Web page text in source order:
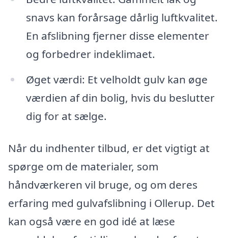
snavs kan forårsage dårlig luftkvalitet.
En afslibning fjerner disse elementer
og forbedrer indeklimaet.
Øget værdi: Et velholdt gulv kan øge
værdien af din bolig, hvis du beslutter
dig for at sælge.
Når du indhenter tilbud, er det vigtigt at
spørge om de materialer, som
håndværkeren vil bruge, og om deres
erfaring med gulvafslibning i Ollerup. Det
kan også være en god idé at læse